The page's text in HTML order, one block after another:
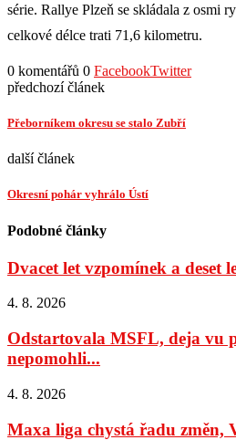
série. Rallye Plzeň se skládala z osmi
celkové délce trati 71,6 kilometru.
0 komentářů 0 FacebookTwitter
předchozí článek
Přeborníkem okresu se stalo Zubří
další článek
Okresní pohár vyhrálo Ústí
Podobné články
Dvacet let vzpomínek a deset
4. 8. 2026
Odstartovala MSFL, deja vu
nepomohli...
4. 8. 2026
Maxa liga chystá řadu změn,